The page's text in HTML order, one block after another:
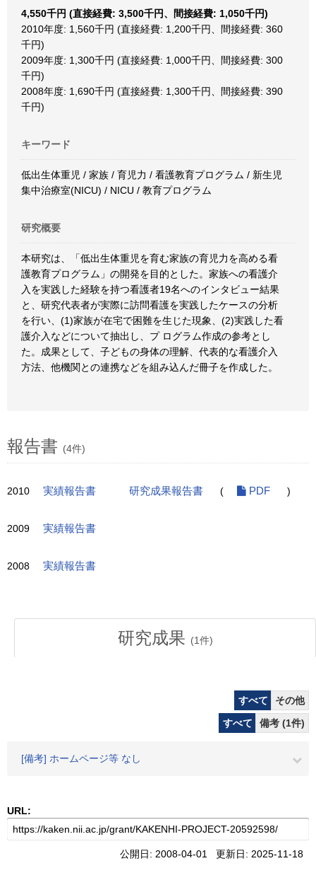
4,550千円 (直接経費: 3,500千円、間接経費: 1,050千円)
2010年度: 1,560千円 (直接経費: 1,200千円、間接経費: 360
千円)
2009年度: 1,300千円 (直接経費: 1,000千円、間接経費: 300
千円)
2008年度: 1,690千円 (直接経費: 1,300千円、間接経費: 390
千円)
キーワード
低出生体重児 / 家族 / 育児力 / 看護教育プログラム / 新生児
集中治療室(NICU) / NICU / 教育プログラム
研究概要
本研究は、「低出生体重児を育む家族の育児力を高める看
護教育プログラム」の開発を目的とした。家族への看護介
入を実践した経験を持つ看護者19名へのインタビュー結果
と、研究代表者が実際に訪問看護を実践したケースの分析
を行い、(1)家族が在宅で困難を生じた現象、(2)実践した看
護介入などについて抽出し、プ ログラム作成の参考とし
た。成果として、子どもの身体の理解、代表的な看護介入
方法、他機関との連携などを組み込んだ冊子を作成した。
報告書 (4件)
2010 実績報告書 研究成果報告書 ( PDF )
2009 実績報告書
2008 実績報告書
研究成果 (1件)
すべて
その他
すべて
備考 (1件)
[備考] ホームページ等 なし
URL:
公開日: 2008-04-01 更新日: 2025-11-18